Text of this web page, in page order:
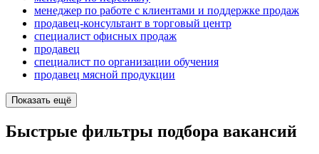
менеджер по работе с клиентами и поддержке продаж
продавец-консультант в торговый центр
специалист офисных продаж
продавец
специалист по организации обучения
продавец мясной продукции
Показать ещё
Быстрые фильтры подбора вакансий